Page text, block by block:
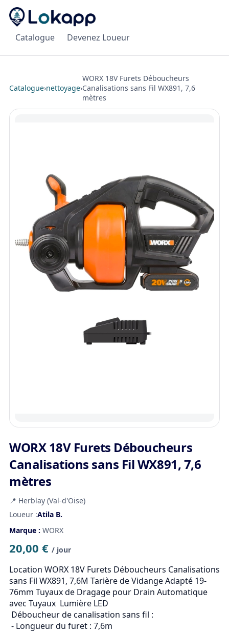
Catalogue Devenez Loueur
Catalogue›nettoyage›
WORX 18V Furets Déboucheurs
Canalisations sans Fil WX891, 7,6
mètres
WORX 18V Furets Déboucheurs
Canalisations sans Fil WX891, 7,6
mètres
📍 Herblay (Val-d'Oise)
Loueur :Atila B.
Marque : WORX
20,00 € / jour
Location WORX 18V Furets Déboucheurs Canalisations
sans Fil WX891, 7,6M Tarière de Vidange Adapté 19-
76mm Tuyaux de Dragage pour Drain Automatique
avec Tuyaux  Lumière LED